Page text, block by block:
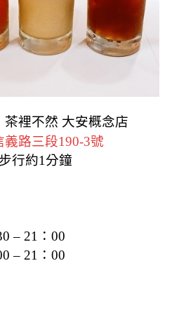
裡不然 大安概念店
路三段190-3號
行約1分鐘
– 21：00
– 21：00